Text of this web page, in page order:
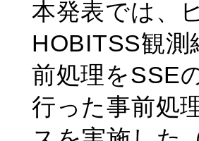
本発表では、
HOBITSS観
前処理をSSE
行った事前処